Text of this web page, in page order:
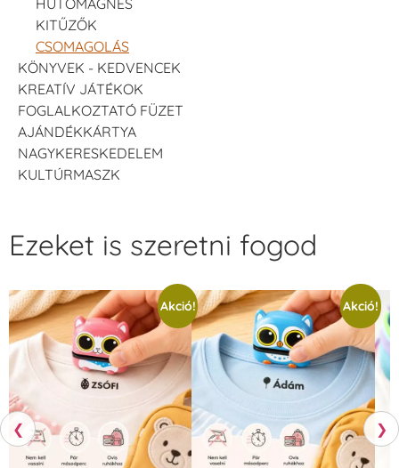
HŰTŐMÁGNES
KITŰZŐK
CSOMAGOLÁS
KÖNYVEK - KEDVENCEK
KREATÍV JÁTÉKOK
FOGLALKOZTATÓ FÜZET
AJÁNDÉKKÁRTYA
NAGYKERESKEDELEM
KULTÚRMASZK
❮
Ezeket is szeretni fogod
Akció! Akció!
❯